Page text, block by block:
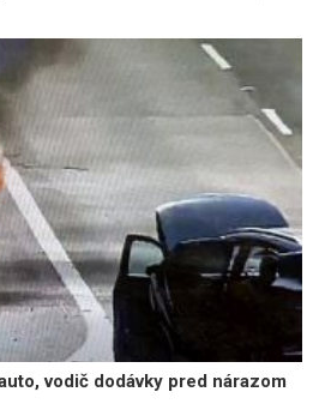
vodič dodávky pred nárazom